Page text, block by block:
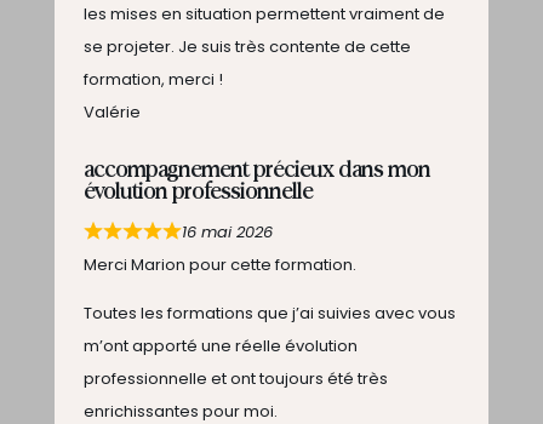
les mises en situation permettent vraiment de
se projeter. Je suis très contente de cette
formation, merci !
Valérie
accompagnement précieux dans mon
évolution professionnelle
16 mai 2026
Merci Marion pour cette formation.
Toutes les formations que j’ai suivies avec vous
m’ont apporté une réelle évolution
professionnelle et ont toujours été très
enrichissantes pour moi.